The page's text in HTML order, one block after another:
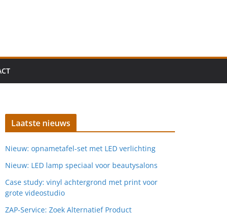
Laatste nieuws
Nieuw: opnametafel-set met LED verlichting
Nieuw: LED lamp speciaal voor beautysalons
Case study: vinyl achtergrond met print voor
grote videostudio
ZAP-Service: Zoek Alternatief Product